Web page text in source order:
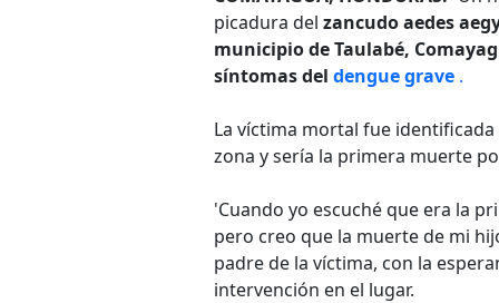
picadura del zancudo aedes
municipio de Taulabé,
síntomas del dengue grave .
La víctima mortal fue
zona y sería la primera muerte
'Cuando yo escuché que era la
pero creo que la muerte de mi
padre de la víctima, con la
intervención en el lugar.